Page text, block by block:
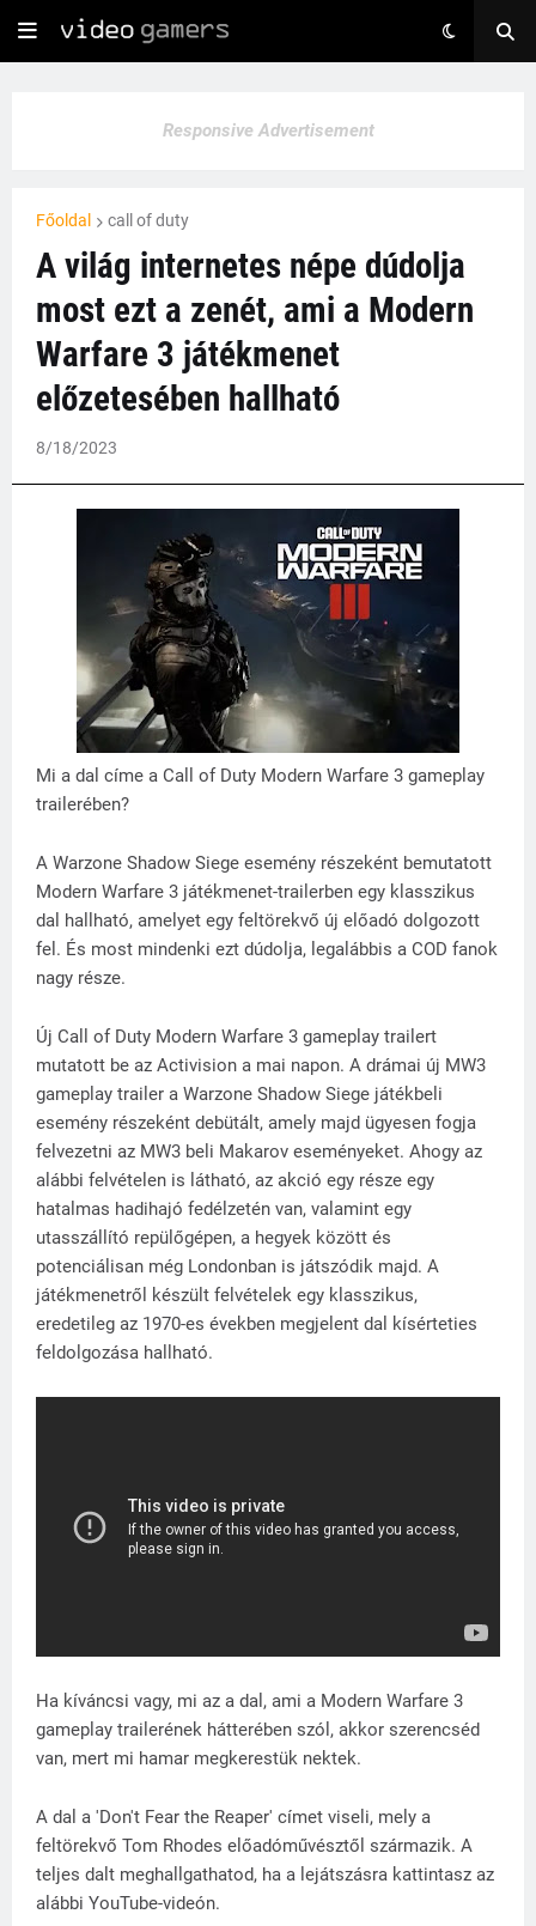
Responsive Advertisement
Főoldal call of duty
A világ internetes népe dúdolja
most ezt a zenét, ami a Modern
Warfare 3 játékmenet
előzetesében hallható
8/18/2023
Mi a dal címe a Call of Duty Modern Warfare 3 gameplay
trailerében?
A Warzone Shadow Siege esemény részeként bemutatott
Modern Warfare 3 játékmenet-trailerben egy klasszikus
dal hallható, amelyet egy feltörekvő új előadó dolgozott
fel. És most mindenki ezt dúdolja, legalábbis a COD fanok
nagy része.
Új Call of Duty Modern Warfare 3 gameplay trailert
mutatott be az Activision a mai napon. A drámai új MW3
gameplay trailer a Warzone Shadow Siege játékbeli
esemény részeként debütált, amely majd ügyesen fogja
felvezetni az MW3 beli Makarov eseményeket. Ahogy az
alábbi felvételen is látható, az akció egy része egy
hatalmas hadihajó fedélzetén van, valamint egy
utasszállító repülőgépen, a hegyek között és
potenciálisan még Londonban is játszódik majd. A
játékmenetről készült felvételek egy klasszikus,
eredetileg az 1970-es években megjelent dal kísérteties
feldolgozása hallható.
Ha kíváncsi vagy, mi az a dal, ami a Modern Warfare 3
gameplay trailerének hátterében szól, akkor szerencséd
van, mert mi hamar megkerestük nektek.
A dal a 'Don't Fear the Reaper' címet viseli, mely a
feltörekvő Tom Rhodes előadóművésztől származik. A
teljes dalt meghallgathatod, ha a lejátszásra kattintasz az
alábbi YouTube-videón.